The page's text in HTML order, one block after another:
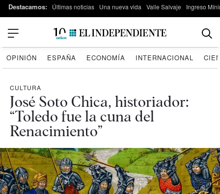
Destacamos: Últimas noticias Una nueva vida Valle Salvaje Ingreso
OPINIÓN ESPAÑA ECONOMÍA INTERNACIONAL
CULTURA
José Soto Chica, historiador:
“Toledo fue la cuna del
Renacimiento”